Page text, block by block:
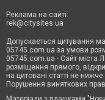
Реклама на сайті:
rek@citysites.ua
Допускається цитування
05745.com.ua за умови
05745.com.ua - Сайт міста
розміщення прямого,
на цитовані статті не
Порушення виняткових